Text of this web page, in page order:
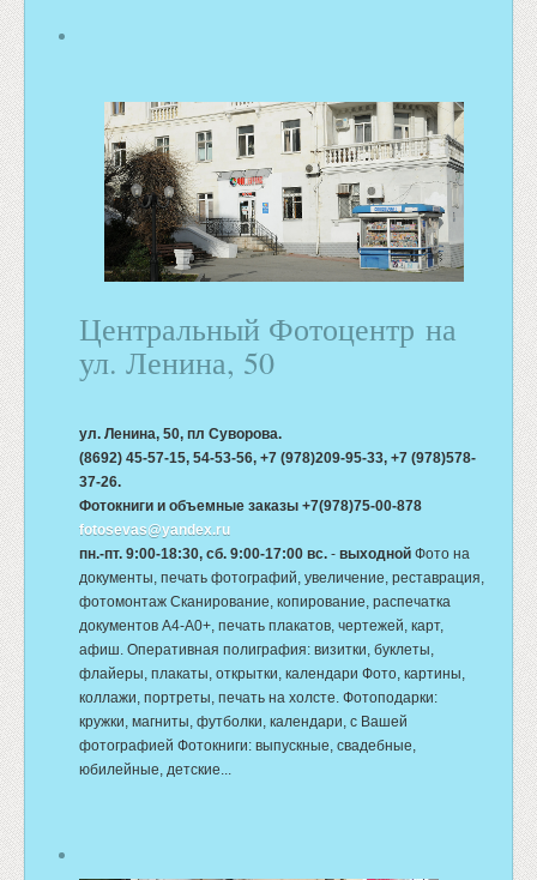
Центральный Фотоцентр на
ул. Ленина, 50
ул. Ленина, 50, пл Суворова.
(8692) 45-57-15, 54-53-56, +7 (978)209-95-33, +7 (978)578-
37-26.
Фотокниги и объемные заказы +7(978)75-00-878
fotosevas@yandex.ru
пн.-пт. 9:00-18:30, сб. 9:00-17:00 вс. - выходной Фото на
документы, печать фотографий, увеличение, реставрация,
фотомонтаж Сканирование, копирование, распечатка
документов А4-А0+, печать плакатов, чертежей, карт,
афиш. Оперативная полиграфия: визитки, буклеты,
флайеры, плакаты, открытки, календари Фото, картины,
коллажи, портреты, печать на холсте. Фотоподарки:
кружки, магниты, футболки, календари, с Вашей
фотографией Фотокниги: выпускные, свадебные,
юбилейные, детские...